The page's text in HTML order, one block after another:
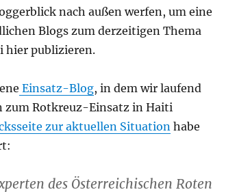
nach außen werfen, um eine
Blogs zum derzeitigen Thema
hier publizieren.
Einsatz-Blog, in dem wir laufend
zum Rotkreuz-Einsatz in Haiti
zur aktuellen Situationhabe
des Österreichischen Roten